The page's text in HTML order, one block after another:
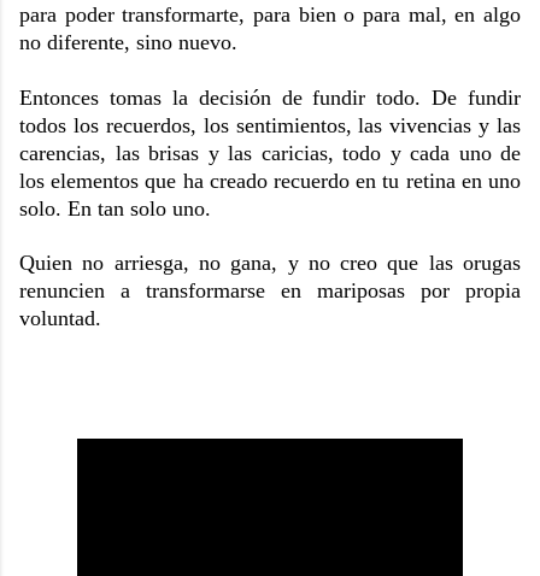
para poder transformarte, para bien o para mal, en algo
no diferente, sino nuevo.
Entonces tomas la decisión de fundir todo. De fundir
todos los recuerdos, los sentimientos, las vivencias y las
carencias, las brisas y las caricias, todo y cada uno de
los elementos que ha creado recuerdo en tu retina en uno
solo. En tan solo uno.
Quien no arriesga, no gana, y no creo que las orugas
renuncien a transformarse en mariposas por propia
voluntad.